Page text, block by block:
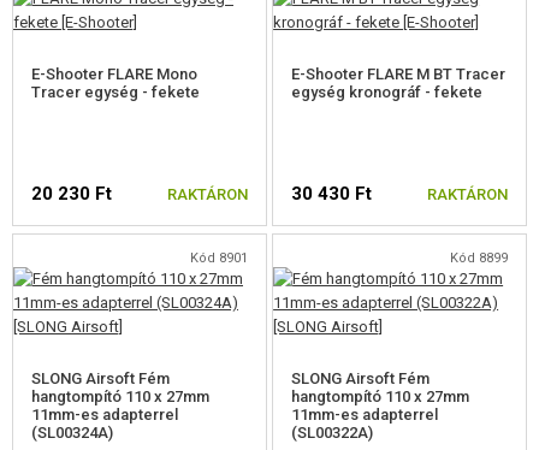
E-Shooter FLARE Mono
Tracer egység - fekete
20 230 Ft RAKTÁRON
E-Shooter FLARE M BT Tracer
egység kronográf - fekete
30 430 Ft RAKTÁRON
Kód 8901
SLONG Airsoft Fém
hangtompító 110 x 27mm
11mm-es adapterrel
(SL00324A)
Kód 8899
SLONG Airsoft Fém
hangtompító 110 x 27mm
11mm-es adapterrel
(SL00322A)